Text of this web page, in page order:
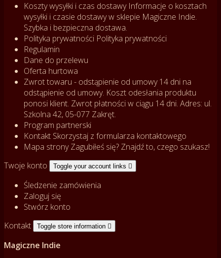
Koszty wysyłki i czas dostawy Informacje o kosztach
wysyłki i czasie dostawy w sklepie Magiczne Indie.
Szybka i bezpieczna dostawa.
Polityka prywatności Polityka prywatności
Regulamin
Dane do przelewu
Oferta hurtowa
Zwrot towaru - odstąpienie od umowy14 dni na
odstąpienie od umowy. Koszt odesłania produktu
ponosi klient. Zwrot płatności w ciągu 14 dni. Adres: ul.
Szkolna 42, 05-077 Zakręt.
Program partnerski
Kontakt Skorzystaj z formularza kontaktowego
Mapa stronyZagubiłeś się? Znajdź to, czego szukasz!
Twoje konto
Toggle your account links 
Śledzenie zamówienia
Zaloguj się
Stwórz konto
Kontakt
Toggle store information 
Magiczne Indie